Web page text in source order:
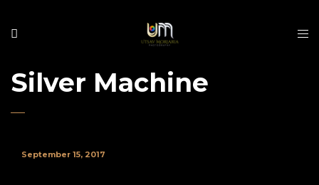
Silver Machine
September 15, 2017